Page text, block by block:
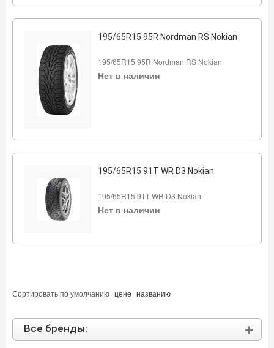
195/65R15 95R Nordman RS Nokian
195/65R15 95R Nordman RS Nokian
Нет в наличии
195/65R15 91T WR D3 Nokian
195/65R15 91T WR D3 Nokian
Нет в наличии
Сортировать поумолчанию цене названию
Все бренды: